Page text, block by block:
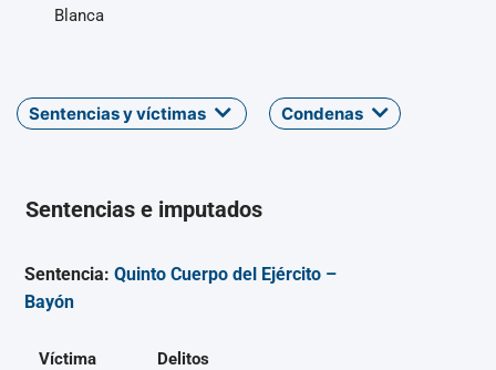
Blanca
Sentencias y víctimas Condenas
Sentencias e imputados
Sentencia: Quinto Cuerpo del Ejército –
Bayón
Víctima Delitos